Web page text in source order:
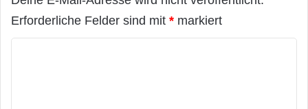
Erforderliche Felder sind mit * markiert